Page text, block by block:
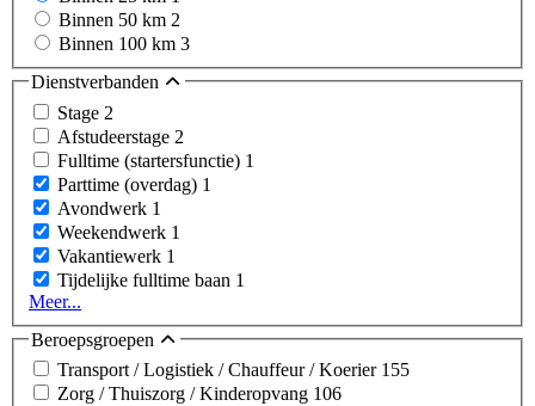
Binnen 50 km 2
Binnen 100 km 3
Dienstverbanden
Stage 2
Afstudeerstage 2
Fulltime (startersfunctie) 1
Parttime (overdag) 1
Avondwerk 1
Weekendwerk 1
Vakantiewerk 1
Tijdelijke fulltime baan 1
Meer...
Beroepsgroepen
Transport / Logistiek / Chauffeur / Koerier 155
Zorg / Thuiszorg / Kinderopvang 106